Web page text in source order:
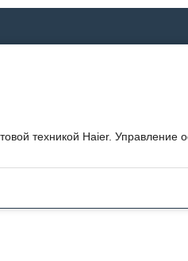
техникой Haier. Управление